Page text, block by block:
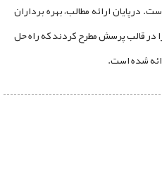
درپایان ارائه مطالب، بهره برداران
در قالب پرسش مطرح کردند که راه حل
شده است.